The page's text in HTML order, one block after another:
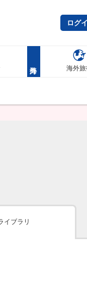
ログ
海外
イブラリ